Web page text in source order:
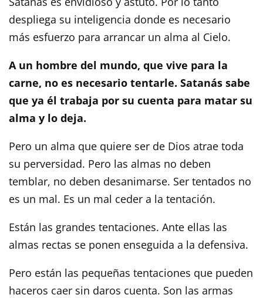
despliega su inteligencia donde es necesario
más esfuerzo para arrancar un alma al Cielo.
A un hombre del mundo, que vive para la
carne, no es necesario tentarle. Satanás sabe
que ya él trabaja por su cuenta para matar su
alma y lo deja.
Pero un alma que quiere ser de Dios atrae toda
su perversidad. Pero las almas no deben
temblar, no deben desanimarse. Ser tentados no
es un mal. Es un mal ceder a la tentación.
Están las grandes tentaciones. Ante ellas las
almas rectas se ponen enseguida a la defensiva.
Pero están las pequeñas tentaciones que pueden
haceros caer sin daros cuenta. Son las armas